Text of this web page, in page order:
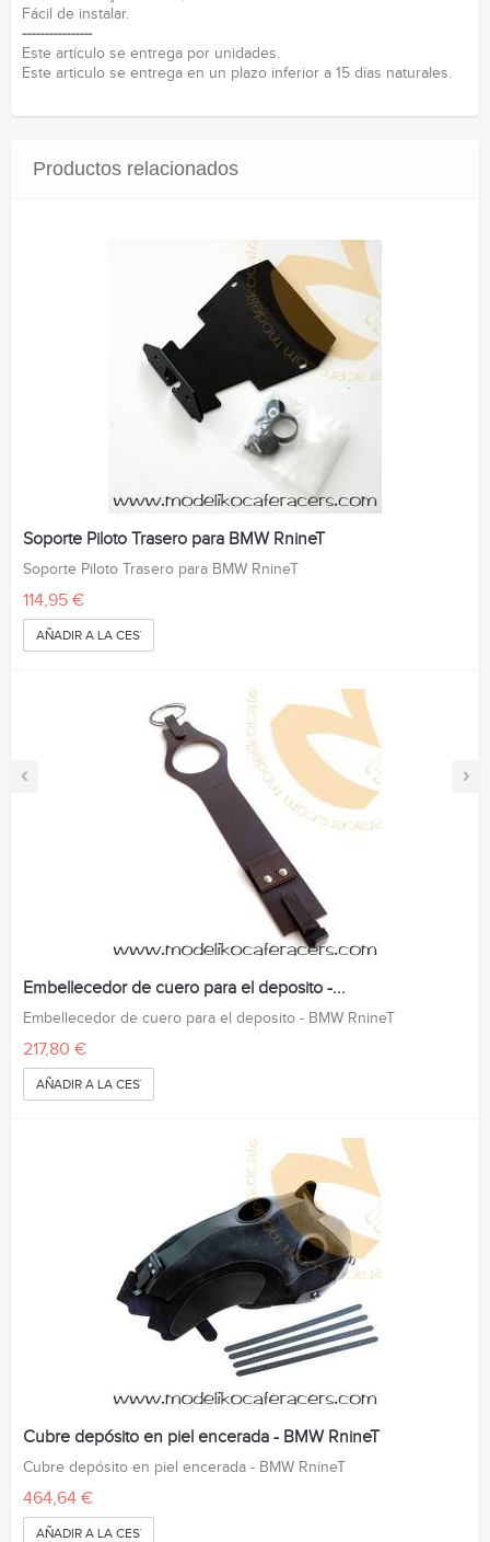
Fácil de instalar.
----------------
Este artículo se entrega por unidades.
Este articulo se entrega en un plazo inferior a 15 días naturales.
Productos relacionados
‹ ›
Soporte Piloto Trasero para BMW RnineT
Soporte Piloto Trasero para BMW RnineT
114,95 €
AÑADIR A LA CESTA
Embellecedor de cuero para el deposito -...
Embellecedor de cuero para el deposito - BMW RnineT
217,80 €
AÑADIR A LA CESTA
Cubre depósito en piel encerada - BMW RnineT
Cubre depósito en piel encerada - BMW RnineT
464,64 €
AÑADIR A LA CESTA